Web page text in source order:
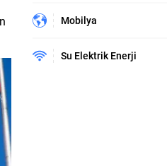
Mobilya
Su Elektrik Enerji